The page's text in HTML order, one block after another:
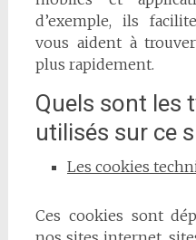
d’exemple, ils
vous aident à
plus rapidement.
Quels sont les
utilisés sur ce
Les cookies
Ces cookies sont